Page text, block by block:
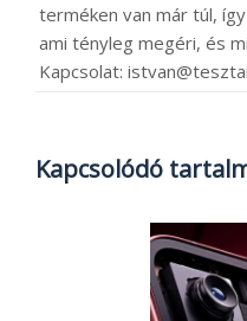
terméken van már túl,
ami tényleg megéri, és
Kapcsolat:
Kapcsolódó